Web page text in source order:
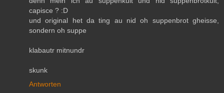
capisce ? :D
und original het da ting au nid oh suppenbrot gheisse,
sondern oh suppe
klabautr mitnundr
skunk
Antworten